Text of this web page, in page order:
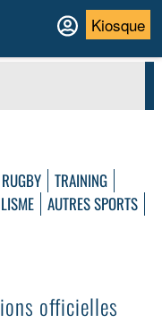
Kiosque
RUGBY
TRAINING
AUTRES SPORTS
officielles